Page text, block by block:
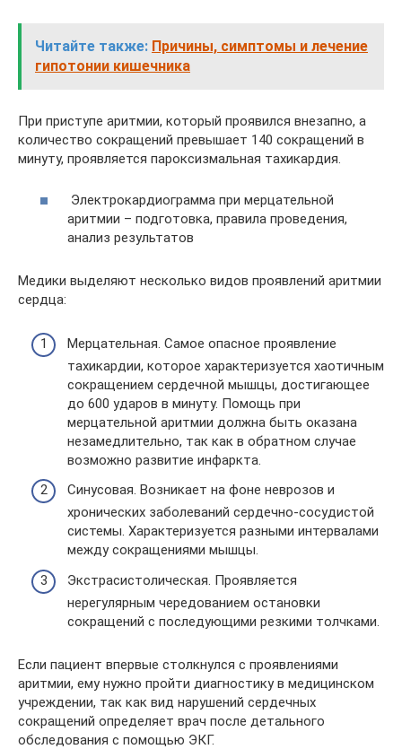
Читайте также: Причины, симптомы и лечение
гипотонии кишечника
При приступе аритмии, который проявился внезапно, а
количество сокращений превышает 140 сокращений в
минуту, проявляется пароксизмальная тахикардия.
Электрокардиограмма при мерцательной
аритмии – подготовка, правила проведения,
анализ результатов
Медики выделяют несколько видов проявлений аритмии
сердца:
Мерцательная. Самое опасное проявление
тахикардии, которое характеризуется хаотичным
сокращением сердечной мышцы, достигающее
до 600 ударов в минуту. Помощь при
мерцательной аритмии должна быть оказана
незамедлительно, так как в обратном случае
возможно развитие инфаркта.
Синусовая. Возникает на фоне неврозов и
хронических заболеваний сердечно-сосудистой
системы. Характеризуется разными интервалами
между сокращениями мышцы.
Экстрасистолическая. Проявляется
нерегулярным чередованием остановки
сокращений с последующими резкими толчками.
Если пациент впервые столкнулся с проявлениями
аритмии, ему нужно пройти диагностику в медицинском
учреждении, так как вид нарушений сердечных
сокращений определяет врач после детального
обследования с помощью ЭКГ.